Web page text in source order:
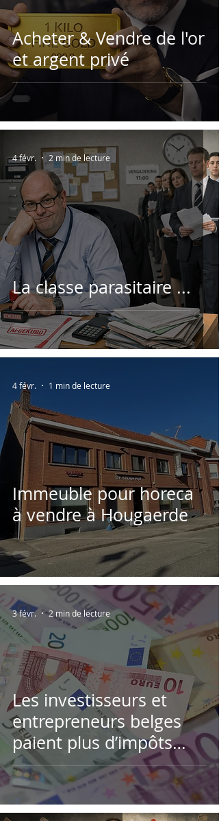
Acheter & Vendre de l'or
et argent privé
La classe parasitaire ...
4 févr. 2 min de lecture
Immeuble pour horeca
à vendre à Hougaerde
4 févr. 1 min de lecture
Les investisseurs et
entrepreneurs belges
paient plus d’impôts
que jamais
3 févr. 2 min de lecture